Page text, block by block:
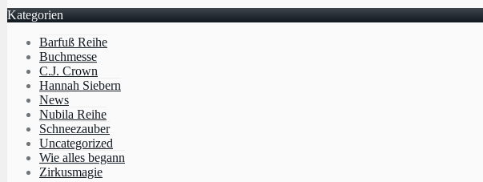
Kategorien
Barfuß Reihe
Buchmesse
C.J. Crown
Hannah Siebern
News
Nubila Reihe
Schneezauber
Uncategorized
Wie alles begann
Zirkusmagie